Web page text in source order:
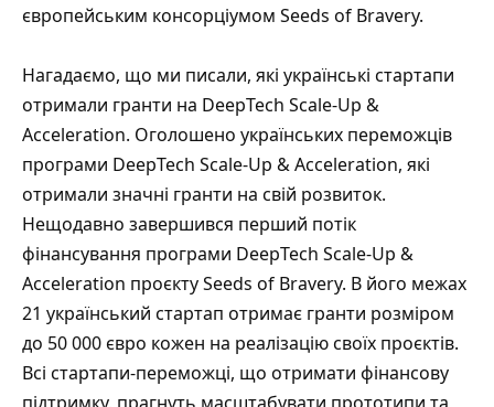
європейським консорціумом Seeds of Bravery.
Нагадаємо, що ми писали, які українські стартапи
отримали гранти на DeepTech Scale-Up &
Acceleration. Оголошено українських переможців
програми DeepTech Scale-Up & Acceleration, які
отримали значні гранти на свій розвиток.
Нещодавно завершився перший потік
фінансування програми DeepTech Scale-Up &
Acceleration проєкту Seeds of Bravery. В його межах
21 український стартап отримає гранти розміром
до 50 000 євро кожен на реалізацію своїх проєктів.
Всі стартапи-переможці, що отримати фінансову